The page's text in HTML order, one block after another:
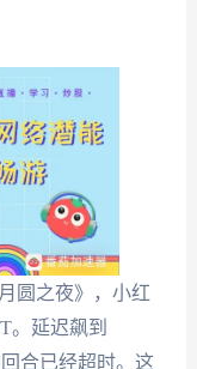
圆之夜》，小红
。延迟飙到
合已经超时。这